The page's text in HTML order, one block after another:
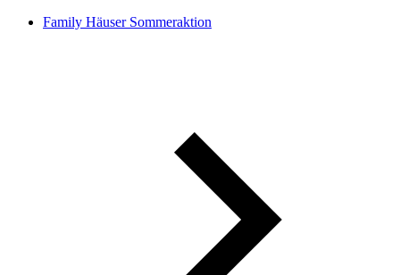
Family Häuser Sommeraktion